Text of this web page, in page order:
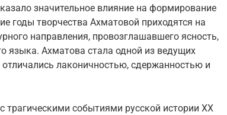
значительное влияние на формирование
годы творчества Ахматовой приходятся на
направления, провозглашавшего ясность,
языка. Ахматова стала одной из ведущих
лаконичностью, сдержанностью и
трагическими событиями русской истории XX